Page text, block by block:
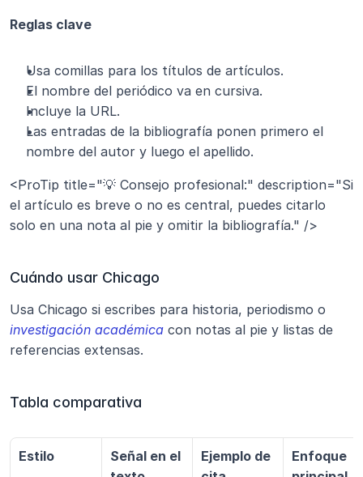
Reglas clave
Usa comillas para los títulos de artículos.
El nombre del periódico va en cursiva.
Incluye la URL.
Las entradas de la bibliografía ponen primero el
nombre del autor y luego el apellido.
<ProTip title="💡 Consejo profesional:" description="Si
el artículo es breve o no es central, puedes citarlo
solo en una nota al pie y omitir la bibliografía." />
Cuándo usar Chicago
Usa Chicago si escribes para historia, periodismo o
investigación académica con notas al pie y listas de
referencias extensas.
Tabla comparativa
Estilo
Señal en el
Ejemplo de
Enfoque